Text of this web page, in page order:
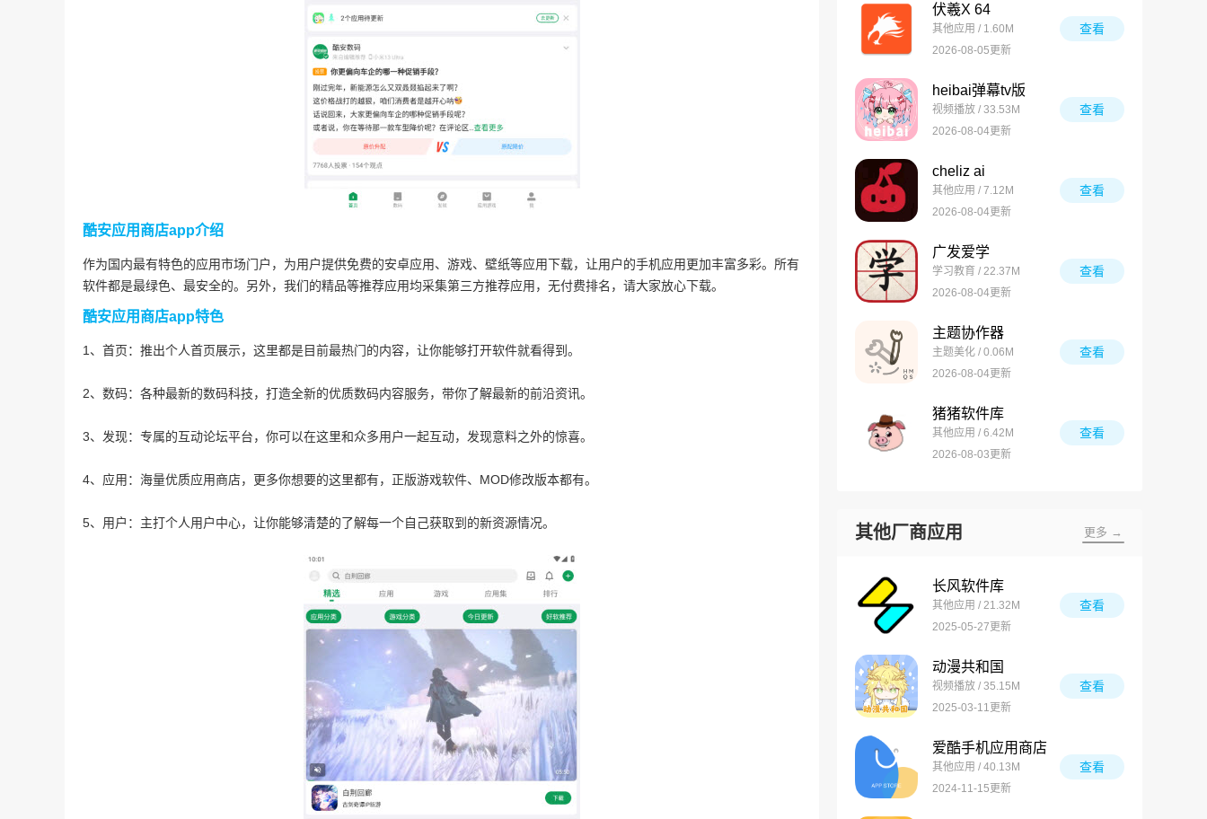
酷安应用商店app介绍
作为国内最有特色的应用市场门户，为用户提供免费的安卓应用、游戏、壁纸等应用下载，让用户的手机应用更加丰富多彩。所有
软件都是最绿色、最安全的。另外，我们的精品等推荐应用均采集第三方推荐应用，无付费排名，请大家放心下载。
酷安应用商店app特色
1、首页：推出个人首页展示，这里都是目前最热门的内容，让你能够打开软件就看得到。
2、数码：各种最新的数码科技，打造全新的优质数码内容服务，带你了解最新的前沿资讯。
3、发现：专属的互动论坛平台，你可以在这里和众多用户一起互动，发现意料之外的惊喜。
4、应用：海量优质应用商店，更多你想要的这里都有，正版游戏软件、MOD修改版本都有。
5、用户：主打个人用户中心，让你能够清楚的了解每一个自己获取到的新资源情况。
伏羲X 64
其他应用 / 1.60M
2026-08-05更新
查看
heibai弹幕tv版
视频播放 / 33.53M
2026-08-04更新
查看
cheliz ai
其他应用 / 7.12M
2026-08-04更新
查看
广发爱学
学习教育 / 22.37M
2026-08-04更新
查看
主题协作器
主题美化 / 0.06M
2026-08-04更新
查看
猪猪软件库
其他应用 / 6.42M
2026-08-03更新
查看
其他厂商应用 更多 →
长风软件库
其他应用 / 21.32M
2025-05-27更新
查看
动漫共和国
视频播放 / 35.15M
2025-03-11更新
查看
爱酷手机应用商店
其他应用 / 40.13M
2024-11-15更新
查看